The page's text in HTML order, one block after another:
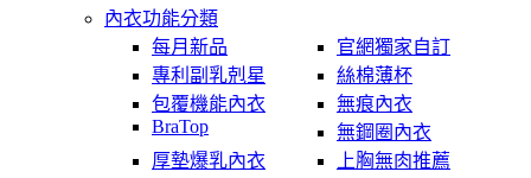
內衣功能分類
每月新品
官網獨家自訂
專利副乳剋星
絲棉薄杯
包覆機能內衣
無痕內衣
BraTop
無鋼圈內衣
厚墊爆乳內衣
上胸無肉推薦